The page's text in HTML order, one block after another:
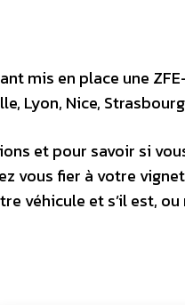
mis en place une
Lyon, Nice,
et pour savoir si
vous fier à votre
véhicule et s’il est,